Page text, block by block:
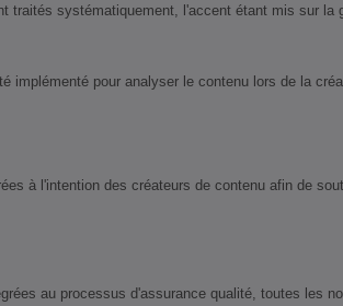
traités systématiquement, l'accent étant mis sur
implémenté pour analyser le contenu lors de la
à l'intention des créateurs de contenu afin de
au processus d'assurance qualité, toutes